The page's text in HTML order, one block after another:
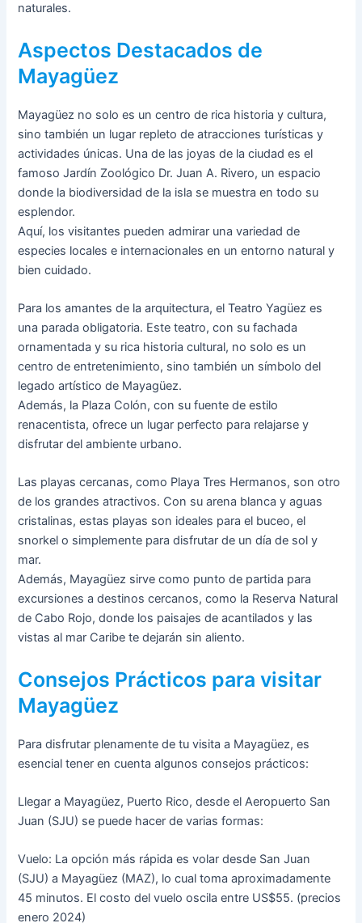
naturales.
Aspectos Destacados de
Mayagüez
Mayagüez no solo es un centro de rica historia y cultura,
sino también un lugar repleto de atracciones turísticas y
actividades únicas. Una de las joyas de la ciudad es el
famoso Jardín Zoológico Dr. Juan A. Rivero, un espacio
donde la biodiversidad de la isla se muestra en todo su
esplendor.
Aquí, los visitantes pueden admirar una variedad de
especies locales e internacionales en un entorno natural y
bien cuidado.
Para los amantes de la arquitectura, el Teatro Yagüez es
una parada obligatoria. Este teatro, con su fachada
ornamentada y su rica historia cultural, no solo es un
centro de entretenimiento, sino también un símbolo del
legado artístico de Mayagüez.
Además, la Plaza Colón, con su fuente de estilo
renacentista, ofrece un lugar perfecto para relajarse y
disfrutar del ambiente urbano.
Las playas cercanas, como Playa Tres Hermanos, son otro
de los grandes atractivos. Con su arena blanca y aguas
cristalinas, estas playas son ideales para el buceo, el
snorkel o simplemente para disfrutar de un día de sol y
mar.
Además, Mayagüez sirve como punto de partida para
excursiones a destinos cercanos, como la Reserva Natural
de Cabo Rojo, donde los paisajes de acantilados y las
vistas al mar Caribe te dejarán sin aliento.
Consejos Prácticos para visitar
Mayagüez
Para disfrutar plenamente de tu visita a Mayagüez, es
esencial tener en cuenta algunos consejos prácticos:
Llegar a Mayagüez, Puerto Rico, desde el Aeropuerto San
Juan (SJU) se puede hacer de varias formas:
Vuelo: La opción más rápida es volar desde San Juan
(SJU) a Mayagüez (MAZ), lo cual toma aproximadamente
45 minutos. El costo del vuelo oscila entre US$55​​. (precios
enero 2024)